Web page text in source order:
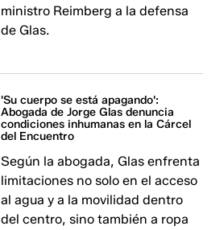
ministro Reimberg a la defensa
de Glas.
'Su cuerpo se está apagando':
Abogada de Jorge Glas denuncia
condiciones inhumanas en la Cárcel
del Encuentro
Según la abogada, Glas enfrenta
limitaciones no solo en el acceso
al agua y a la movilidad dentro
del centro, sino también a ropa